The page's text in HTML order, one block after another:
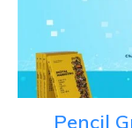
Pencil